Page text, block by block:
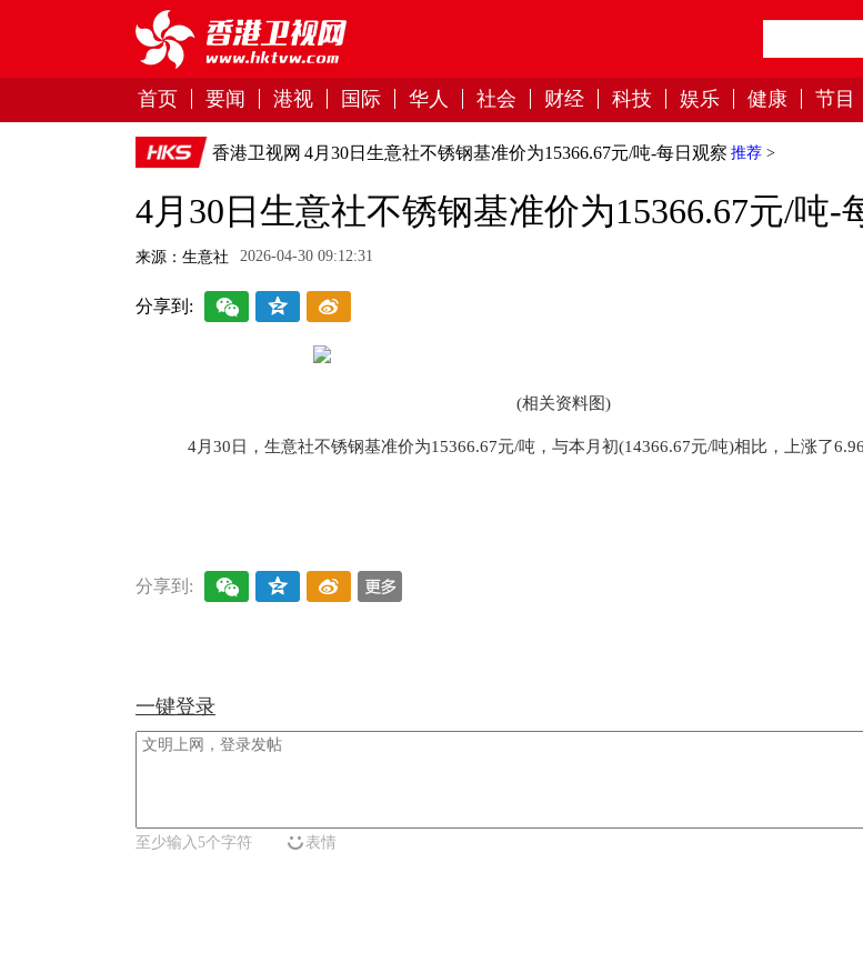
首页 要闻 港视 国际 华人 社会 财经 科技 娱乐 健康 节目
香港卫视网 推荐 >
4月30日生意社不锈钢基准价为15366.67元/吨-每日观察
4月30日生意社不锈钢基准价为15366.67元/吨-
来源：生意社 2026-04-30 09:12:31
分享到:
(相关资料图)
4月30日，生意社不锈钢基准价为15366.67元/吨，与本月初(14366.67元/吨)相比，上涨了
分享到:
一键登录
至少输入5个字符 表情